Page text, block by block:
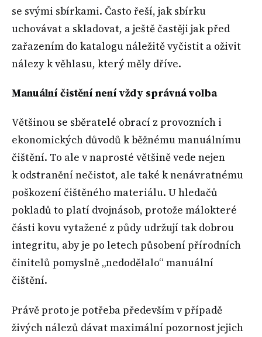
se svými sbírkami. Často řeší, jak sbírku
uchovávat a skladovat, a ještě častěji jak před
zařazením do katalogu náležitě vyčistit a oživit
nálezy k věhlasu, který měly dříve.
Manuální čistění není vždy správná volba
Většinou se sběratelé obrací z provozních i
ekonomických důvodů k běžnému manuálnímu
čištění. To ale v naprosté většině vede nejen
k odstranění nečistot, ale také k nenávratnému
poškození čištěného materiálu. U hledačů
pokladů to platí dvojnásob, protože málokteré
části kovu vytažené z půdy udržují tak dobrou
integritu, aby je po letech působení přírodních
činitelů pomyslně „nedodělalo“ manuální
čištění.
Právě proto je potřeba především v případě
živých nálezů dávat maximální pozornost jejich